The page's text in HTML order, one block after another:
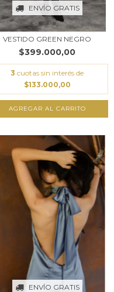
ENVÍO GRATIS
VESTIDO GREEN NEGRO
$399.000,00
3 cuotas sin interés de
$133.000,00
AGREGAR AL CARRITO
ENVÍO GRATIS